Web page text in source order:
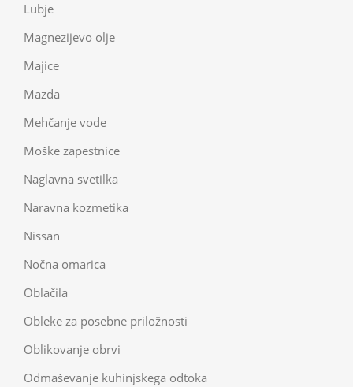
Lubje
Magnezijevo olje
Majice
Mazda
Mehčanje vode
Moške zapestnice
Naglavna svetilka
Naravna kozmetika
Nissan
Nočna omarica
Oblačila
Obleke za posebne priložnosti
Oblikovanje obrvi
Odmaševanje kuhinjskega odtoka